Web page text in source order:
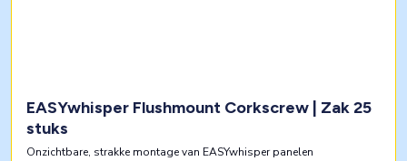
EASYwhisper Flushmount Corkscrew | Zak 25
stuks
Onzichtbare, strakke montage van EASYwhisper panelen